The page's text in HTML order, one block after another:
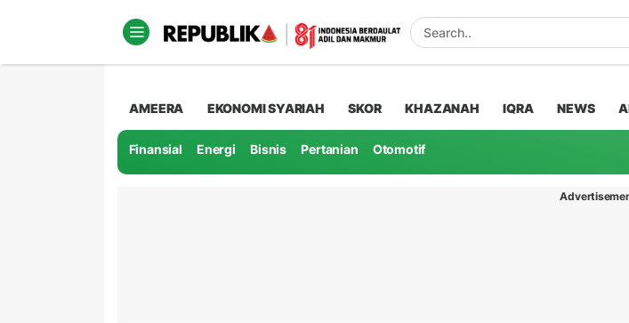
AMEERA EKONOMI SYARIAH SKOR KHAZANAH IQRA NEWS
Finansial Energi Bisnis Pertanian Otomotif